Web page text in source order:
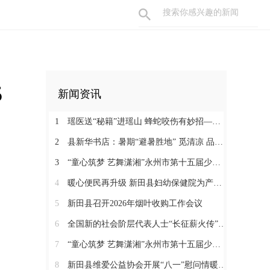
新闻资讯
1 瑶医送“秘籍”进瑶山 蜂蛇咬伤有妙招——新田县起头岭村这场养生讲座接地气又实用
2 县新华书店：暑期“避暑胜地” 觅清凉 品书香
3 “童心筑梦 艺舞潇湘”永州市第十五届少儿音乐舞蹈大赛决赛在新田圆满落幕
4 暖心便民再升级 新田县妇幼保健院为产检孕妇提供免费早餐
5 新田县召开2026年烟叶收购工作会议
6 全国新的社会阶层代表人士“长征薪火传”来新宣介
7 “童心筑梦 艺舞潇湘”永州市第十五届少儿音乐舞蹈大赛新田县选拔赛正式开赛
8 新田县维爱公益协会开展“八一”慰问情暖“火焰蓝”